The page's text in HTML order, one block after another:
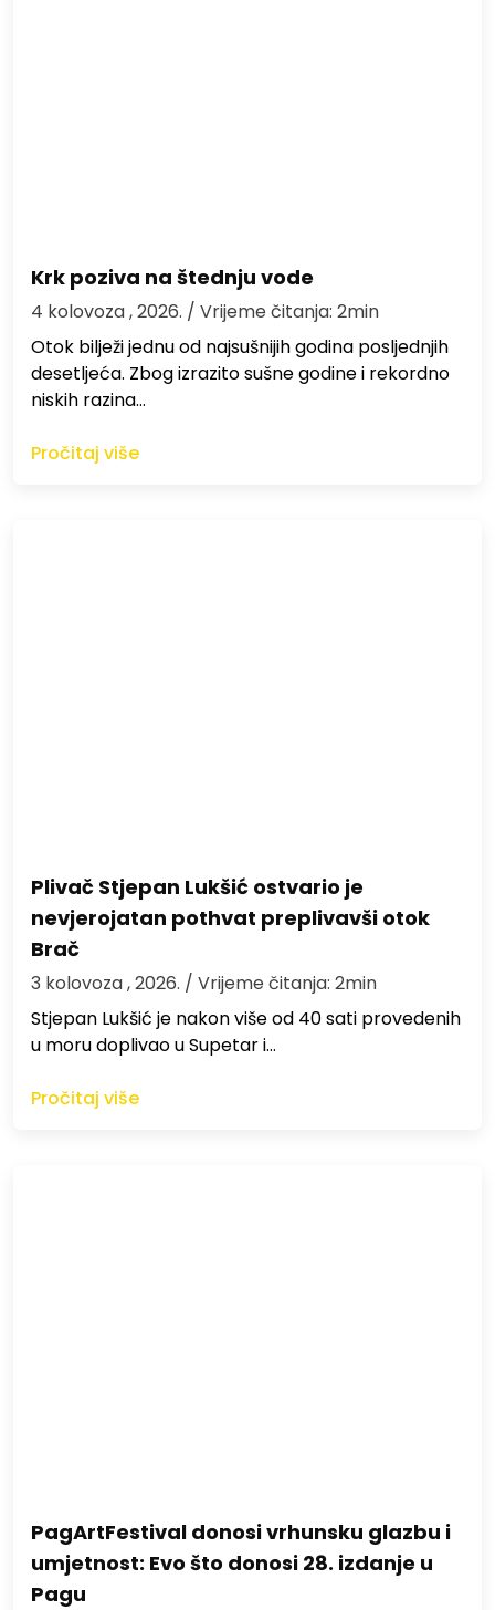
Krk poziva na štednju vode
4 kolovoza , 2026. / Vrijeme čitanja: 2min
Otok bilježi jednu od najsušnijih godina posljednjih
desetljeća. Zbog izrazito sušne godine i rekordno
niskih razina…
Pročitaj više
Plivač Stjepan Lukšić ostvario je
nevjerojatan pothvat preplivavši otok
Brač
3 kolovoza , 2026. / Vrijeme čitanja: 2min
St​jepan Lukšić je nakon više od 40 sati provedenih
u moru doplivao u Supetar i…
Pročitaj više
PagArtFestival donosi vrhunsku glazbu i
umjetnost: Evo što donosi 28. izdanje u
Pagu